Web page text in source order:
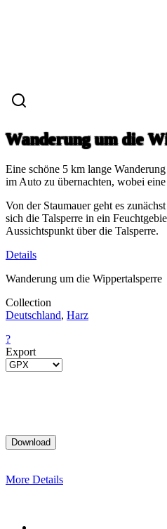
Wanderung um die
Eine schöne 5 km lange
im Auto zu übernachten, wobei
Von der Staumauer geht es
sich die Talsperre in ein
Aussichtspunkt über die Talsperre.
Details
Wanderung um die Wippertalsperre
Collection
Deutschland, Harz
?
Export
More Details